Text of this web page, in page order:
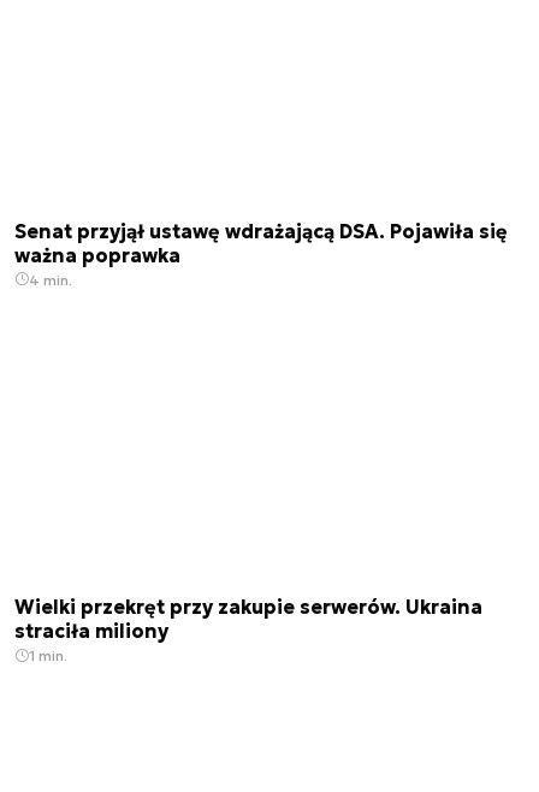
Senat przyjął ustawę wdrażającą DSA. Pojawiła się
ważna poprawka
4 min.
Wielki przekręt przy zakupie serwerów. Ukraina
straciła miliony
1 min.